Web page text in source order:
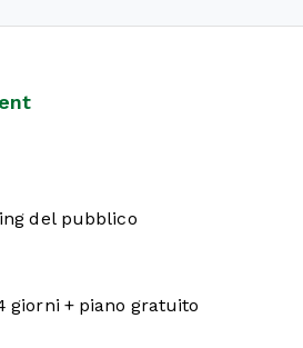
del pubblico
giorni + piano gratuito